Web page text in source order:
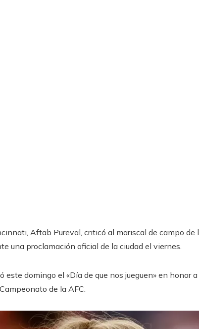
Aftab Pureval, criticó al mariscal de campo
una proclamación oficial de la ciudad el viernes.
este domingo el «Día de que nos jueguen» en honor
de la AFC.